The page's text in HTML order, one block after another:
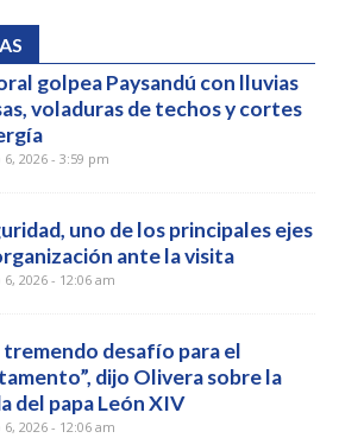
golpea Paysandú con lluvias
voladuras de techos y cortes
2026 - 3:59 pm
uno de los principales ejes
ante la visita
2026 - 12:06 am
tremendo desafío para el
dijo Olivera sobre la
del papa León XIV
2026 - 12:06 am